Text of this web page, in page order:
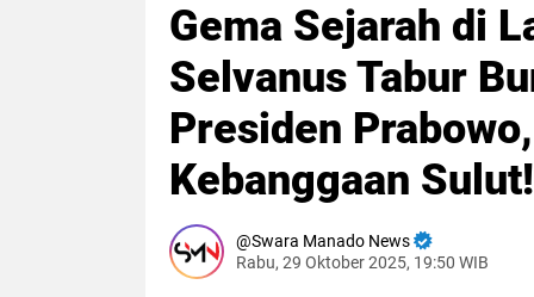
Gema Sejarah di
Selvanus Tabur
Presiden
Kebanggaan Sulut!
Swara Manado News
Rabu, 29 Oktober 2025, 19:50 WIB